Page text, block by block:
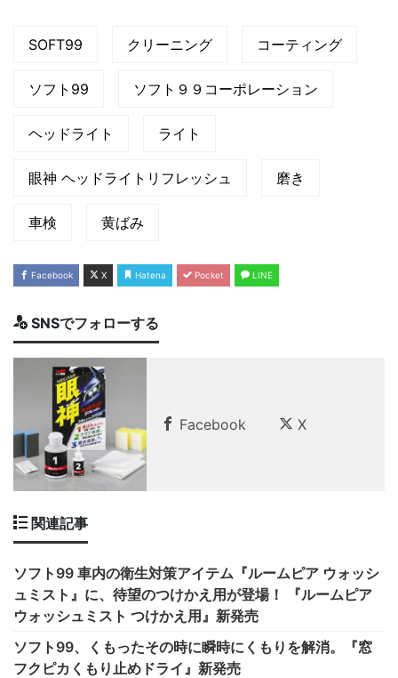
SOFT99 クリーニング コーティング
ソフト99 ソフト９９コーポレーション
ヘッドライト ライト
眼神 ヘッドライトリフレッシュ 磨き
車検 黄ばみ
Facebook X Hatena Pocket LINE
SNSでフォローする
Facebook X
関連記事
ソフト99 車内の衛生対策アイテム『ルームピア ウォッシ
ュミスト』に、待望のつけかえ用が登場！ 『ルームピア
ウォッシュミスト つけかえ用』新発売
ソフト99、くもったその時に瞬時にくもりを解消。『窓
フクピカくもり止めドライ』新発売